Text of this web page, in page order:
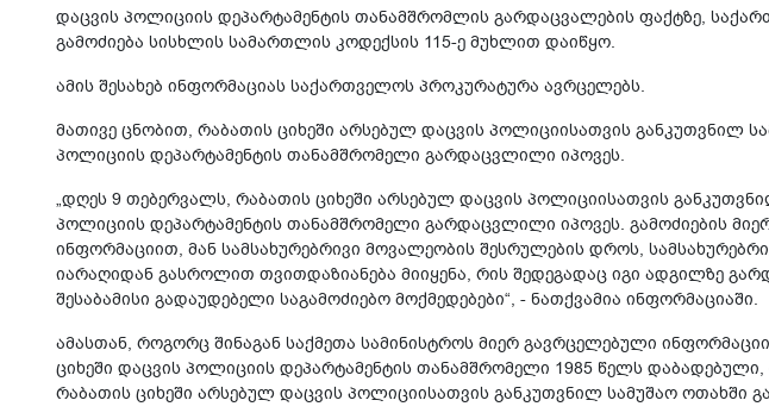
დაცვის პოლიციის დეპარტამენტის თანამშრომლის გარდაცვალების ფაქტზე,
გამოძიება სისხლის სამართლის კოდექსის 115-ე მუხლით დაიწყო.
ამის შესახებ ინფორმაციას საქართველოს პროკურატურა ავრცელებს.
მათივე ცნობით, რაბათის ციხეში არსებულ დაცვის პოლიციისათვის განკუთვნილ
პოლიციის დეპარტამენტის თანამშრომელი გარდაცვლილი იპოვეს.
„დღეს 9 თებერვალს, რაბათის ციხეში არსებულ დაცვის პოლიციისათვის
პოლიციის დეპარტამენტის თანამშრომელი გარდაცვლილი იპოვეს. გამოძიების
ინფორმაციით, მან სამსახურებრივი მოვალეობის შესრულების დროს,
იარაღიდან გასროლით თვითდაზიანება მიიყენა, რის შედეგადაც იგი ადგილზე
შესაბამისი გადაუდებელი საგამოძიებო მოქმედებები“, - ნათქვამია ინფორმაციაში.
ამასთან, როგორც შინაგან საქმეთა სამინისტროს მიერ გავრცელებული
ციხეში დაცვის პოლიციის დეპარტამენტის თანამშრომელი 1985 წელს
რაბათის ციხეში არსებულ დაცვის პოლიციისათვის განკუთვნილ სამუშაო ოთახში